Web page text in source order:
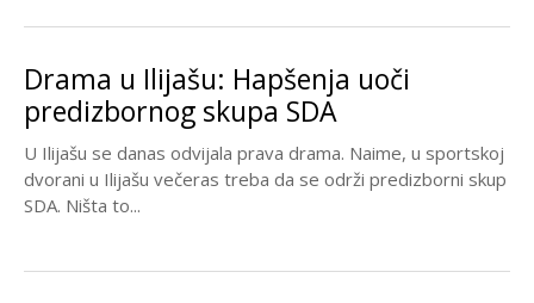
Drama u Ilijašu: Hapšenja uoči
predizbornog skupa SDA
U Ilijašu se danas odvijala prava drama. Naime, u sportskoj
dvorani u Ilijašu večeras treba da se održi predizborni skup
SDA. Ništa to...